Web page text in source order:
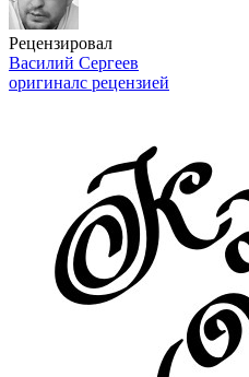
Рецензировал
Василий Сергеев
оригиналс рецензией